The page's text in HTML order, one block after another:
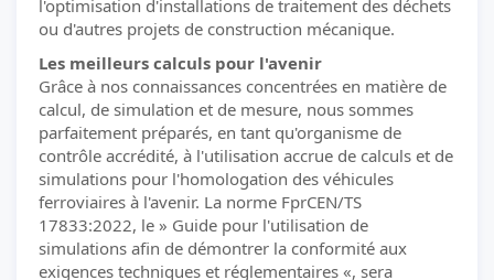
l'optimisation d'installations de traitement des déchets
ou d'autres projets de construction mécanique.
Les meilleurs calculs pour l'avenir
Grâce à nos connaissances concentrées en matière de
calcul, de simulation et de mesure, nous sommes
parfaitement préparés, en tant qu'organisme de
contrôle accrédité, à l'utilisation accrue de calculs et de
simulations pour l'homologation des véhicules
ferroviaires à l'avenir. La norme FprCEN/TS
17833:2022, le » Guide pour l'utilisation de
simulations afin de démontrer la conformité aux
exigences techniques et réglementaires «, sera